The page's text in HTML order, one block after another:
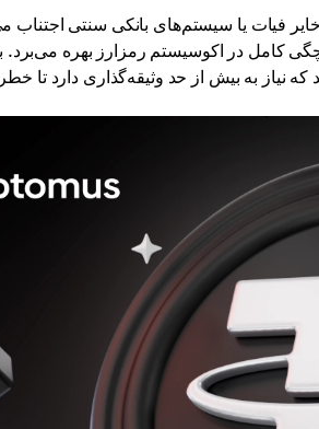
فیات یا سیستم‌های بانکی سنتی اجتناب
کامل در اکوسیستم رمزارز بهره می‌برد. با